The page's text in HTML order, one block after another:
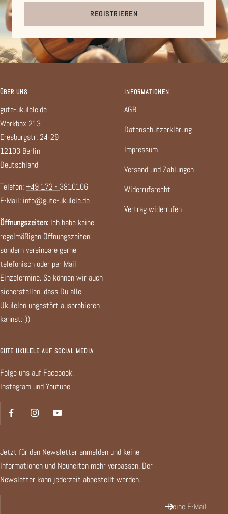
REGISTRIEREN
ÜBER UNS
gute-ukulele.de
Workbox 213
Eresburgstr. 24-29
12103 Berlin
Deutschland
Telefon:+49 172 - 3810106
E-Mail: info@gute-ukulele.de
Öffnungszeiten: Ich habe keine
regelmäßigen Öffnungszeiten,
sondern vereinbare gerne
telefonisch oder per Mail
Einzelermine. So können wir auch
sicherstellen, dass Du alle
Ukulelen ungestört ausprobieren
kannst:-))
INFORMATIONEN
AGB
Datenschutzerklärung
Impressum
Versand und Zahlungen
Widerrufsrecht
Vertrag widerrufen
GUTE UKULELE AUF SOCIAL MEDIA
Folge uns auf Facebook,
Instagram und Youtube
Jetzt für den Newsletter anmelden und keine
Informationen und Neuheiten mehr verpassen. Der
Newsletter kann jederzeit abbestellt werden.
Deine E-Mail